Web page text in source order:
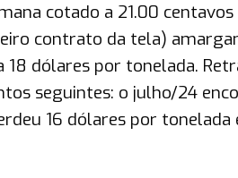
cotado a 21.00
contrato da tela)
18 dólares por tonelada.
seguintes: o julho/24
16 dólares por